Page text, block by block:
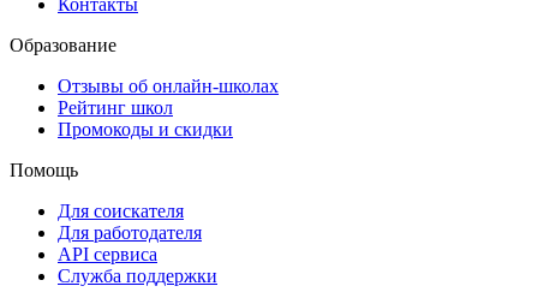
Контакты
Образование
Отзывы об онлайн-школах
Рейтинг школ
Промокоды и скидки
Помощь
Для соискателя
Для работодателя
API сервиса
Служба поддержки